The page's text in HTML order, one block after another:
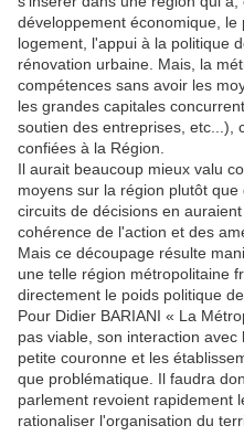
développement économique,
logement, l'appui à la politique
rénovation urbaine. Mais, la
compétences sans avoir les
les grandes capitales
soutien des entreprises, etc...),
confiées à la Région.
Il aurait beaucoup mieux valu
moyens sur la région plutôt
circuits de décisions en
cohérence de l'action et des
Mais ce découpage résulte
une telle région métropolitaine
directement le poids politique de
Pour Didier BARIANI « La
pas viable, son interaction
petite couronne et les
que problématique. Il faudra
parlement revoient rapidement
rationaliser l'organisation du